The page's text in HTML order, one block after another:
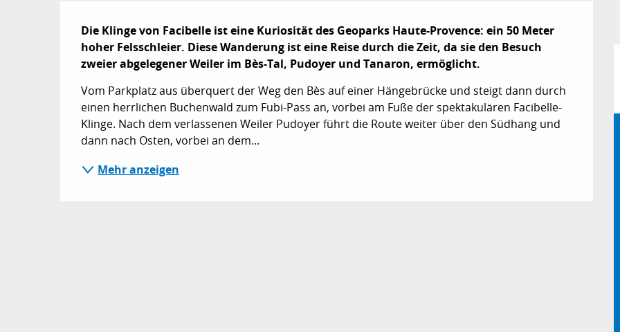
Beschreibung
Die Klinge von Facibelle ist eine Kuriosität des Geoparks Haute-Provence: ein 50 Meter
hoher Felsschleier. Diese Wanderung ist eine Reise durch die Zeit, da sie den Besuch
zweier abgelegener Weiler im Bès-Tal, Pudoyer und Tanaron, ermöglicht.
Vom Parkplatz aus überquert der Weg den Bès auf einer Hängebrücke und steigt dann durch
einen herrlichen Buchenwald zum Fubi-Pass an, vorbei am Fuße der spektakulären Facibelle-
Klinge. Nach dem verlassenen Weiler Pudoyer führt die Route weiter über den Südhang und
dann nach Osten, vorbei an dem...
Mehr anzeigen